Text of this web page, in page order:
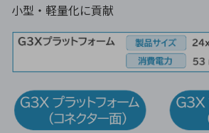
小型・軽量化に貢献